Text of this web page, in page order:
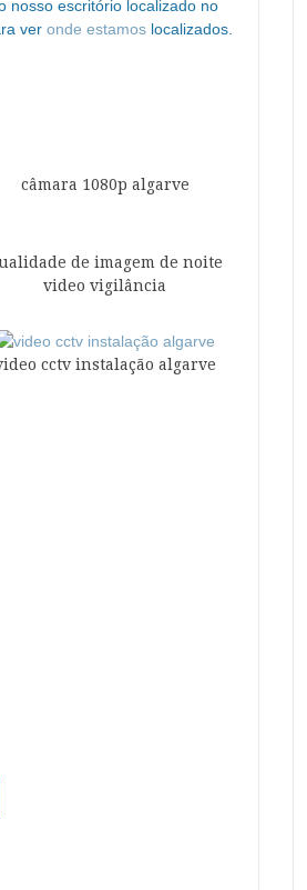
nosso escritório localizado no
ver onde estamos localizados.
câmara 1080p algarve
de imagem de noite
video vigilância
cctv instalação algarve